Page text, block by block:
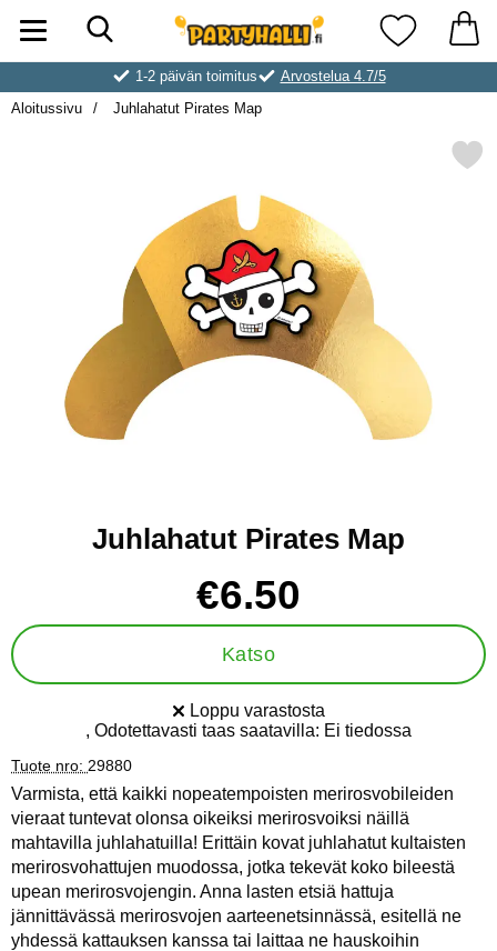
Ostoskori laajennettu Partyhallen AB
Suosikkini
1-2 päivän toimitus
Arvostelua 4.7/5
Aloitussivu
Juhlahatut Pirates Map
Merkitse juhlahatut
Juhlahatut Pirates Map
hinta
€6.50
Katso
Saatavuus:
Loppu varastosta
, Odotettavasti taas saatavilla: Ei tiedossa
Tuote nro: 29880
Varmista, että kaikki nopeatempoisten merirosvobileiden
vieraat tuntevat olonsa oikeiksi merirosvoiksi näillä
mahtavilla juhlahatuilla! Erittäin kovat juhlahatut kultaisten
merirosvohattujen muodossa, jotka tekevät koko bileestä
upean merirosvojengin. Anna lasten etsiä hattuja
jännittävässä merirosvojen aarteenetsinnässä, esitellä ne
yhdessä kattauksen kanssa tai laittaa ne hauskoihin